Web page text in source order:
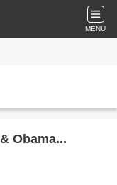
MENU
Obama...